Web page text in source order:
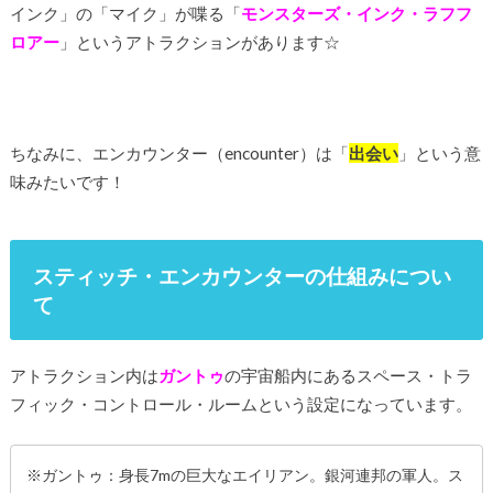
インク」の「マイク」が喋る「モンスターズ・インク・ラフフ
ロアー」というアトラクションがあります☆
ちなみに、エンカウンター（encounter）は「出会い」という意
味みたいです！
スティッチ・エンカウンターの仕組みについ
て
アトラクション内はガントゥの宇宙船内にあるスペース・トラ
フィック・コントロール・ルームという設定になっています。
※ガントゥ：身長7mの巨大なエイリアン。銀河連邦の軍人。ス